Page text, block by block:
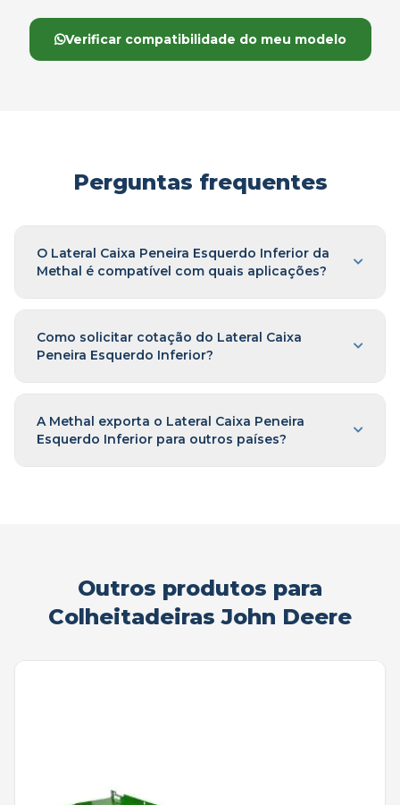
Verificar compatibilidade do meu modelo
Perguntas frequentes
O Lateral Caixa Peneira Esquerdo Inferior da
Methal é compatível com quais aplicações?
Como solicitar cotação do Lateral Caixa
Peneira Esquerdo Inferior?
A Methal exporta o Lateral Caixa Peneira
Esquerdo Inferior para outros países?
Outros produtos para
Colheitadeiras John Deere